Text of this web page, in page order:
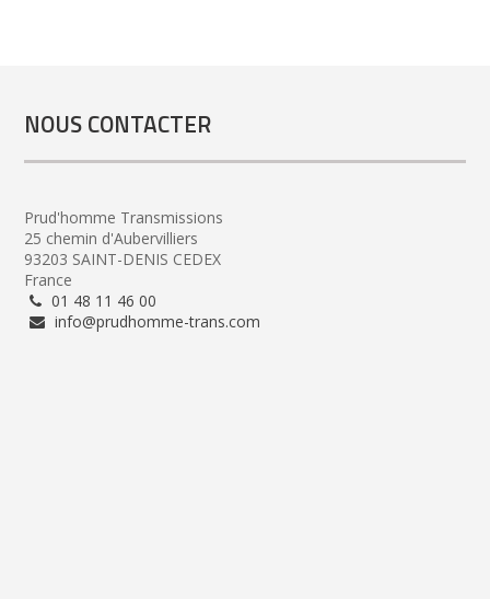
NOUS CONTACTER
Prud'homme Transmissions
25 chemin d'Aubervilliers
93203 SAINT-DENIS CEDEX
France
01 48 11 46 00
info@prudhomme-trans.com